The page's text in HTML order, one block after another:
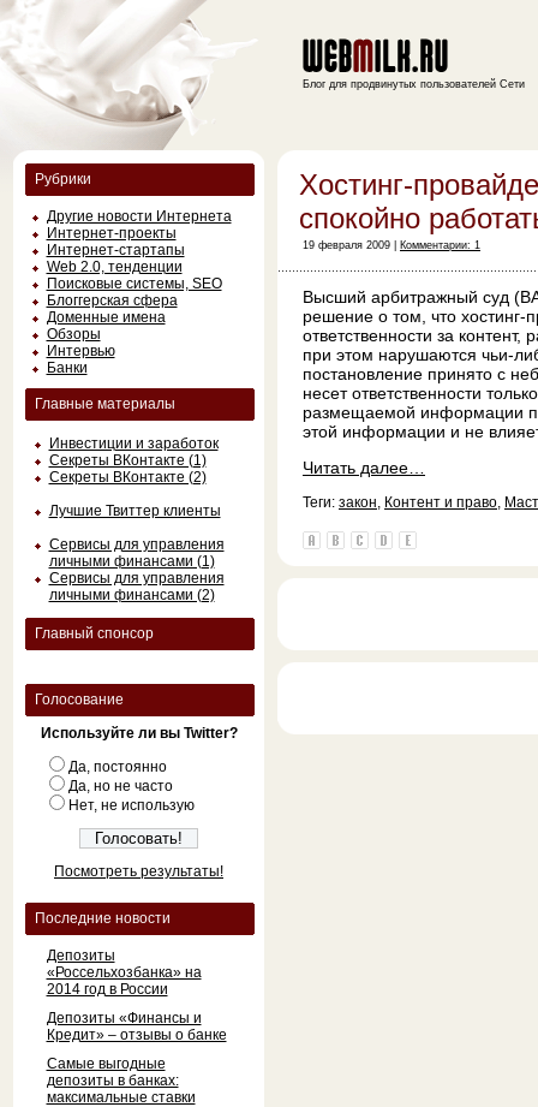
Рубрики
Другие новости Интернета
Интернет-проекты
Интернет-стартапы
Web 2.0, тенденции
Поисковые системы, SEO
Блоггерская сфера
Доменные имена
Обзоры
Интервью
Банки
Главные материалы
Инвестиции и заработок
Секреты ВКонтакте (1)
Секреты ВКонтакте (2)
Лучшие Твиттер клиенты
Сервисы для управления
личными финансами (1)
Сервисы для управления
личными финансами (2)
Главный спонсор
Голосование
Используйте ли вы Twitter?
Да, постоянно
Да, но не часто
Нет, не использую
Посмотреть результаты!
Последние новости
Депозиты
«Россельхозбанка» на
2014 год в России
Депозиты «Финансы и
Кредит» – отзывы о банке
Самые выгодные
депозиты в банках:
максимальные ставки
Блог для продвинутых пользователей Сети
Хостинг-
спокойно
19 февраля 2009 | Комментарии: 1
Высший арбитражный суд
решение о том, что хостинг-
ответственности за
при этом нарушаются чьи-
постановление принято с
несет ответственности
размещаемой информации
этой информации и не
Читать далее…
Теги: закон, Контент и право,